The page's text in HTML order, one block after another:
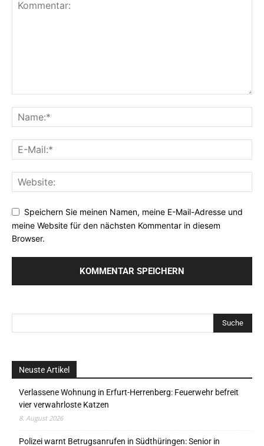
Speichern Sie meinen Namen, meine E-Mail-Adresse und
meine Website für den nächsten Kommentar in diesem
Browser.
Neuste Artikel
Verlassene Wohnung in Erfurt-Herrenberg: Feuerwehr befreit
vier verwahrloste Katzen
8. August 2026
Polizei warnt Betrugsanrufen in Südthüringen: Senior in